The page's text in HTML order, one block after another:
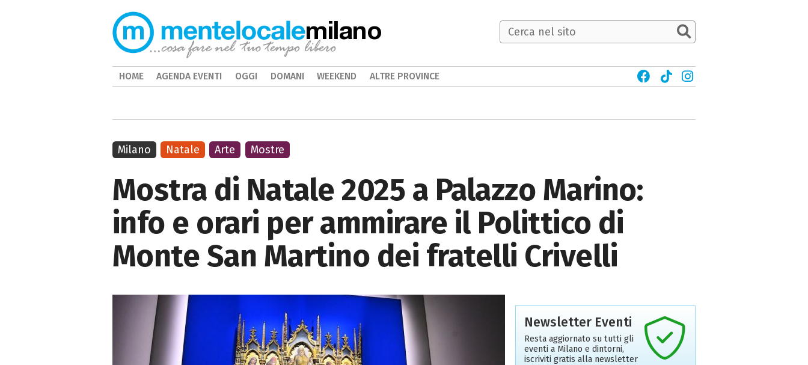
Mostra di Natale 2025 a Palazzo Marino:
info e orari per ammirare il Polittico di
Monte San Martino dei fratelli Crivelli
Milano Natale Arte Mostre
Newsletter Eventi
Resta aggiornato su tutti gli
eventi a Milano e dintorni,
iscriviti gratis alla newsletter
milano
HOME AGENDA EVENTI OGGI DOMANI WEEKEND ALTRE PROVINCE